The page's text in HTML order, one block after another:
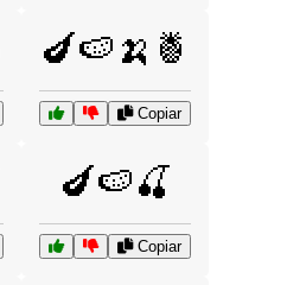
🍆🍉🍌🍍
Copiar
🍆🍉🍒
Copiar